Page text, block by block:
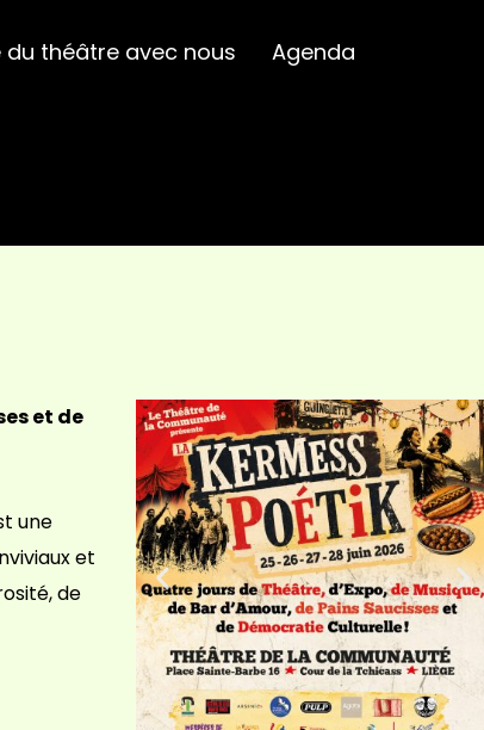
du théâtre avec nous
Agenda
et de
une
et
de